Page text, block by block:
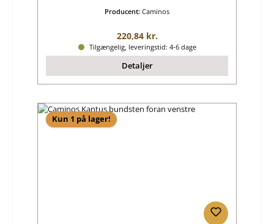
Producent: Caminos
Almindelig pris:
220,84 kr.
Tilgængelig, leveringstid: 4-6 dage
Detaljer
Kun 1 på lager!